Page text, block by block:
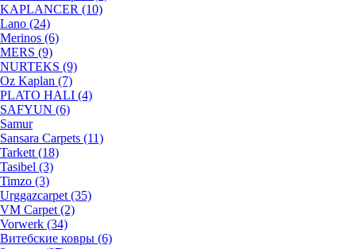
KAPLANCER (10)
Lano (24)
Merinos (6)
MERS (9)
NURTEKS (9)
Oz Kaplan (7)
PLATO HALI (4)
SAFYUN (6)
Samur
Sansara Carpets (11)
Tarkett (18)
Tasibel (3)
Timzo (3)
Urggazcarpet (35)
VM Carpet (2)
Vorwerk (34)
Витебские ковры (6)